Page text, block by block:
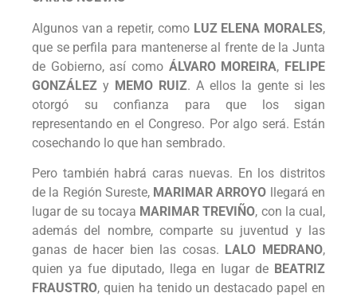
Algunos van a repetir, como LUZ ELENA MORALES,
que se perfila para mantenerse al frente de la Junta
de Gobierno, así como ÁLVARO MOREIRA, FELIPE
GONZÁLEZ y MEMO RUIZ. A ellos la gente si les
otorgó su confianza para que los sigan
representando en el Congreso. Por algo será. Están
cosechando lo que han sembrado.
Pero también habrá caras nuevas. En los distritos
de la Región Sureste, MARIMAR ARROYO llegará en
lugar de su tocaya MARIMAR TREVIÑO, con la cual,
además del nombre, comparte su juventud y las
ganas de hacer bien las cosas. LALO MEDRANO,
quien ya fue diputado, llega en lugar de BEATRIZ
FRAUSTRO, quien ha tenido un destacado papel en